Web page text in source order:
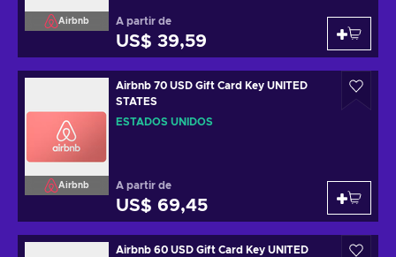
Airbnb A partir de
US$ 39,59
Airbnb
Airbnb 70 USD Gift Card Key UNITED
STATES
ESTADOS UNIDOS
A partir de
US$ 69,45
Airbnb 60 USD Gift Card Key UNITED